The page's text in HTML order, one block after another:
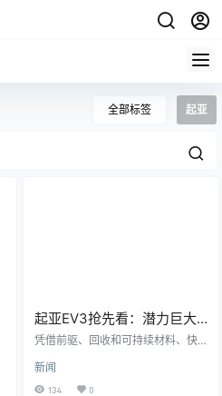
全部标签 起亚
起亚EV3抢先看：潜力巨大
的小型EV
凭借前驱、回收和可持续材料、快
格，这可能是我们一直在等待的负
担得起的电动汽车吗？ 起亚最近一
新闻
134 0